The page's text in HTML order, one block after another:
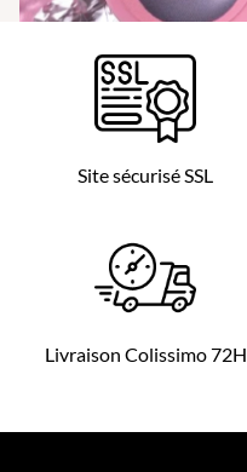
Site sécurisé SSL
Livraison Colissimo 72H